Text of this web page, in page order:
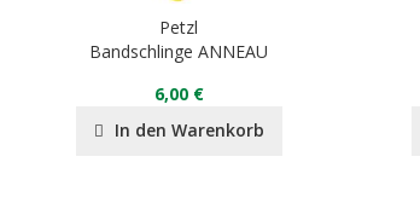
Petzl
Bandschlinge ANNEAU
6,00 €
In den Warenkorb